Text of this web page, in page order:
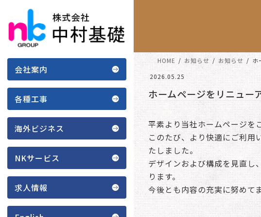
へ
キ
プ
ョ
に
動
会社案内
各種工事
海外ビジネス
NKサービス
求人情報
HOME お知らせ お知らせ
ホ
2026.05.25
ホームページをリニュー
平素より当社ホームページを
このたび、より快適にご利用
たしました。
デザインおよび構成を見直し
ります。
今後とも内容の充実に努めて